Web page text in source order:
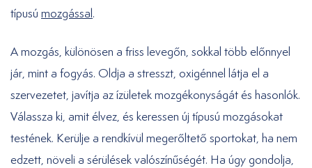
típusú mozgással.
A mozgás, különösen a friss levegőn, sokkal több előnnyel
jár, mint a fogyás. Oldja a stresszt, oxigénnel látja el a
szervezetet, javítja az ízületek mozgékonyságát és hasonlók.
Válassza ki, amit élvez, és keressen új típusú mozgásokat
testének. Kerülje a rendkívül megerőltető sportokat, ha nem
edzett, növeli a sérülések valószínűségét. Ha úgy gondolja,